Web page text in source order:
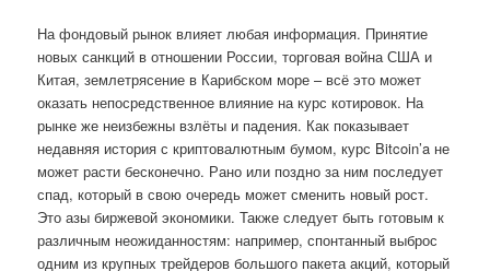
На фондовый рынок влияет любая информация. Принятие
новых санкций в отношении России, торговая война США и
Китая, землетрясение в Карибском море – всё это может
оказать непосредственное влияние на курс котировок. На
рынке же неизбежны взлёты и падения. Как показывает
недавняя история с криптовалютным бумом, курс Bitcoin’a не
может расти бесконечно. Рано или поздно за ним последует
спад, который в свою очередь может сменить новый рост.
Это азы биржевой экономики. Также следует быть готовым к
различным неожиданностям: например, спонтанный выброс
одним из крупных трейдеров большого пакета акций, который